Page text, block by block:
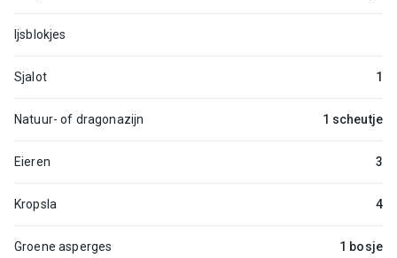
Ijsblokjes
Sjalot 1
Natuur- of dragonazijn 1 scheutje
Eieren 3
Kropsla 4
Groene asperges 1 bosje